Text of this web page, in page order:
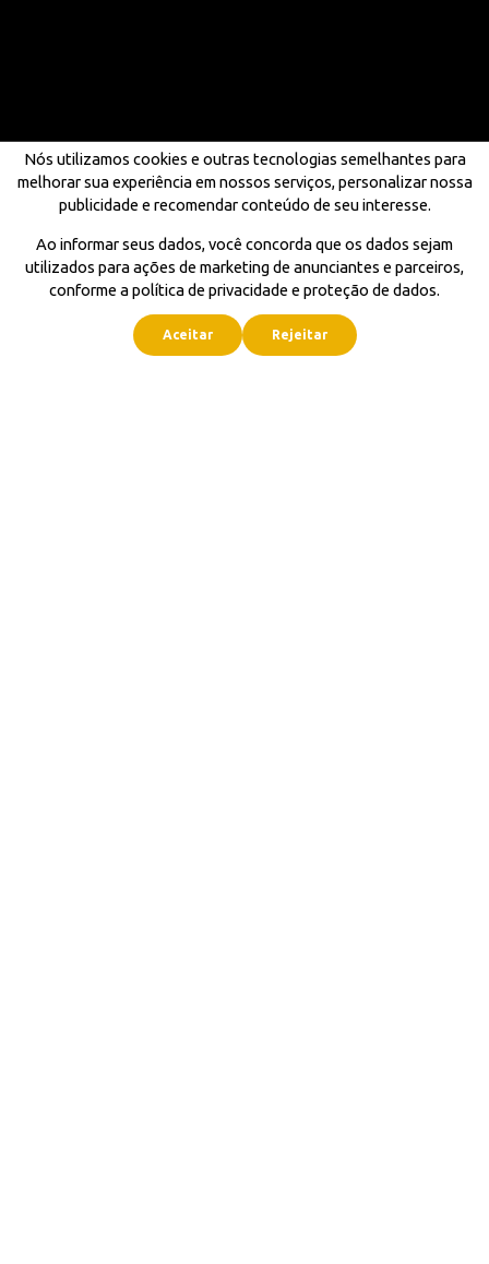
Nós utilizamos cookies e outras tecnologias semelhantes para
melhorar sua experiência em nossos serviços, personalizar nossa
publicidade e recomendar conteúdo de seu interesse.
Ao informar seus dados, você concorda que os dados sejam
utilizados para ações de marketing de anunciantes e parceiros,
conforme a política de privacidade e proteção de dados.
Aceitar Rejeitar